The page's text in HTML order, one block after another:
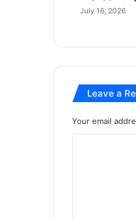
July 16, 2026
Leave a
Your email